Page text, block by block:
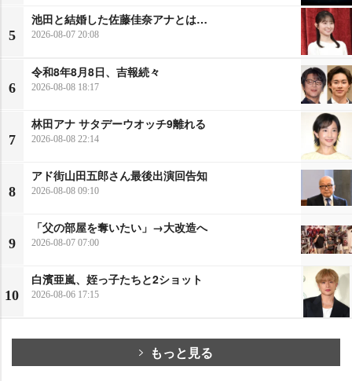
5
池田と結婚した佐藤佳奈アナとは…
2026-08-07 20:08
6
令和8年8月8日、吉報続々
2026-08-08 18:17
7
林田アナ サタデーウオッチ9離れる
2026-08-08 22:14
8
アド街山田五郎さん最後出演回告知
2026-08-08 09:10
9
「父の部屋を奪いたい」→大改造へ
2026-08-07 07:00
10
白濱亜嵐、姪っ子たちと2ショット
2026-08-06 17:15
もっと見る